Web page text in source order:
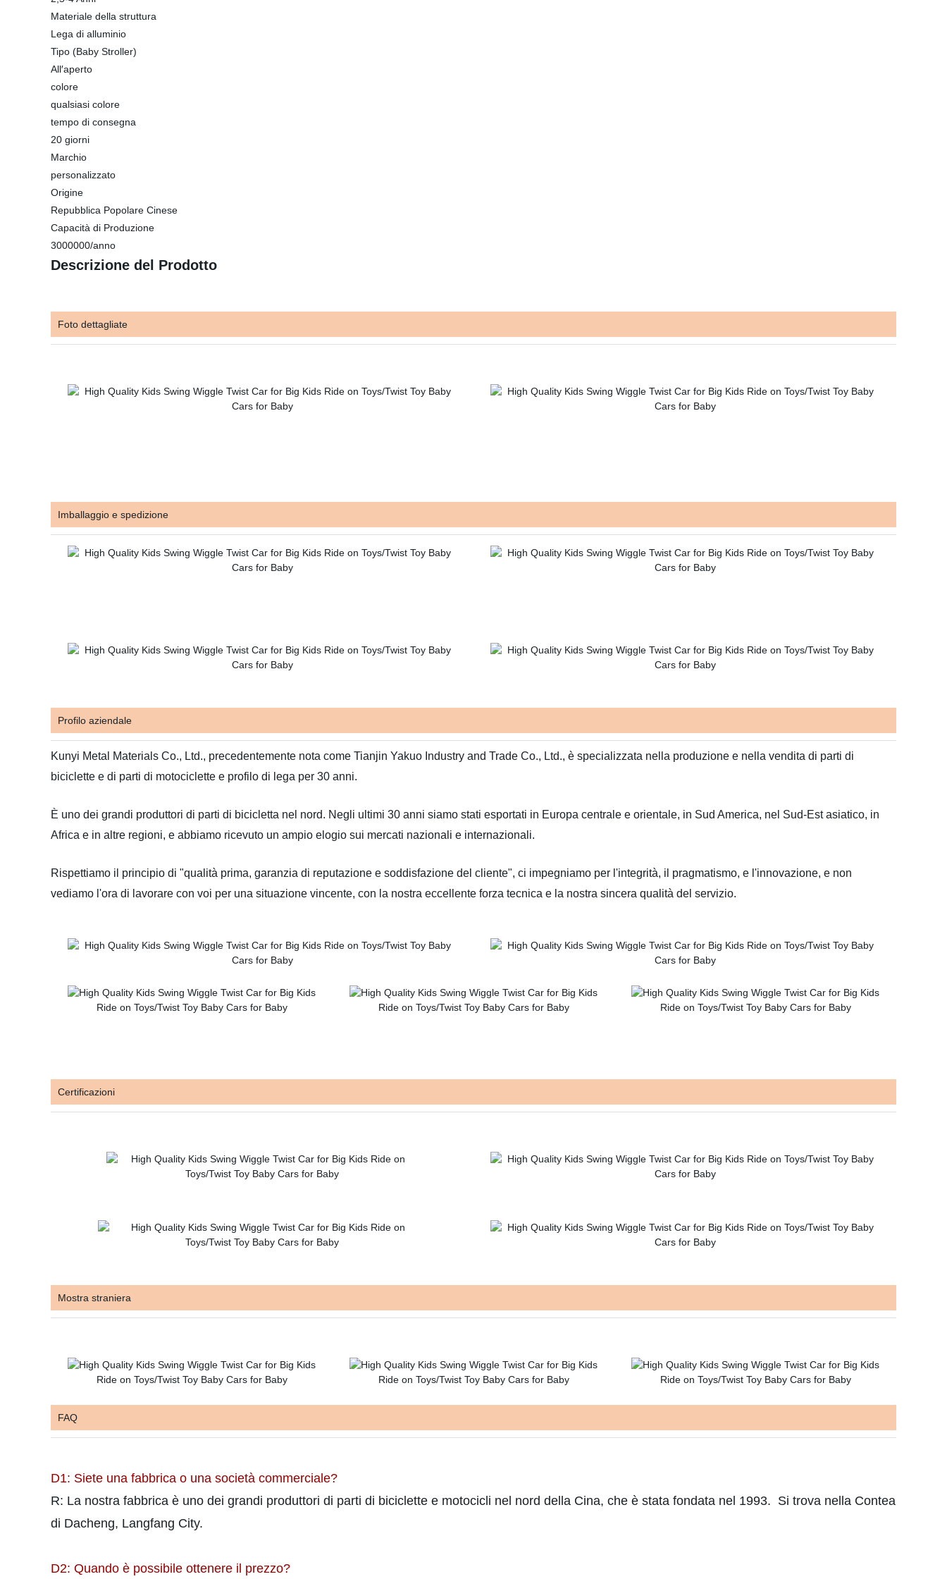
Materiale della struttura
Lega di alluminio
Tipo (Baby Stroller)
All′aperto
colore
qualsiasi colore
tempo di consegna
20 giorni
Marchio
personalizzato
Origine
Repubblica Popolare Cinese
Capacità di Produzione
3000000/anno
Descrizione del Prodotto
Foto dettagliate
Imballaggio e spedizione
Profilo aziendale
Kunyi Metal Materials Co., Ltd., precedentemente nota come Tianjin Yakuo Industry and Trade Co., Ltd., è specializzata nella produzione e nella vendita di parti di
biciclette e di parti di motociclette e profilo di lega per 30 anni.
È uno dei grandi produttori di parti di bicicletta nel nord. Negli ultimi 30 anni siamo stati esportati in Europa centrale e orientale, in Sud America, nel Sud-Est asiatico, in
Africa e in altre regioni, e abbiamo ricevuto un ampio elogio sui mercati nazionali e internazionali.
Rispettiamo il principio di "qualità prima, garanzia di reputazione e soddisfazione del cliente", ci impegniamo per l'integrità, il pragmatismo, e l'innovazione, e non
vediamo l'ora di lavorare con voi per una situazione vincente, con la nostra eccellente forza tecnica e la nostra sincera qualità del servizio.
Certificazioni
Mostra straniera
FAQ
D1: Siete una fabbrica o una società commerciale?
R: La nostra fabbrica è uno dei grandi produttori di parti di biciclette e motocicli nel nord della Cina, che è stata fondata nel 1993. Si trova nella Contea
di Dacheng, Langfang City.
D2: Quando è possibile ottenere il prezzo?